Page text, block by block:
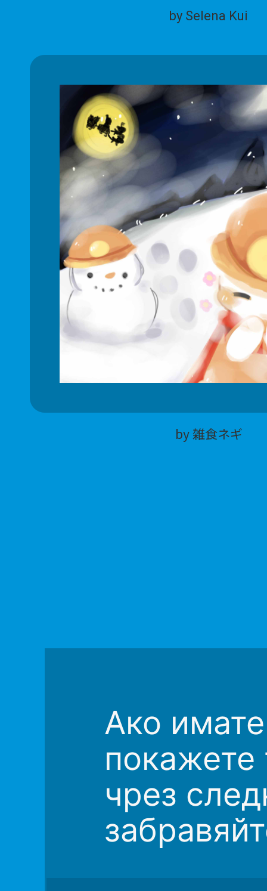
by Selena Kui
by 雑食ネギ
Ако
покажете
чрез